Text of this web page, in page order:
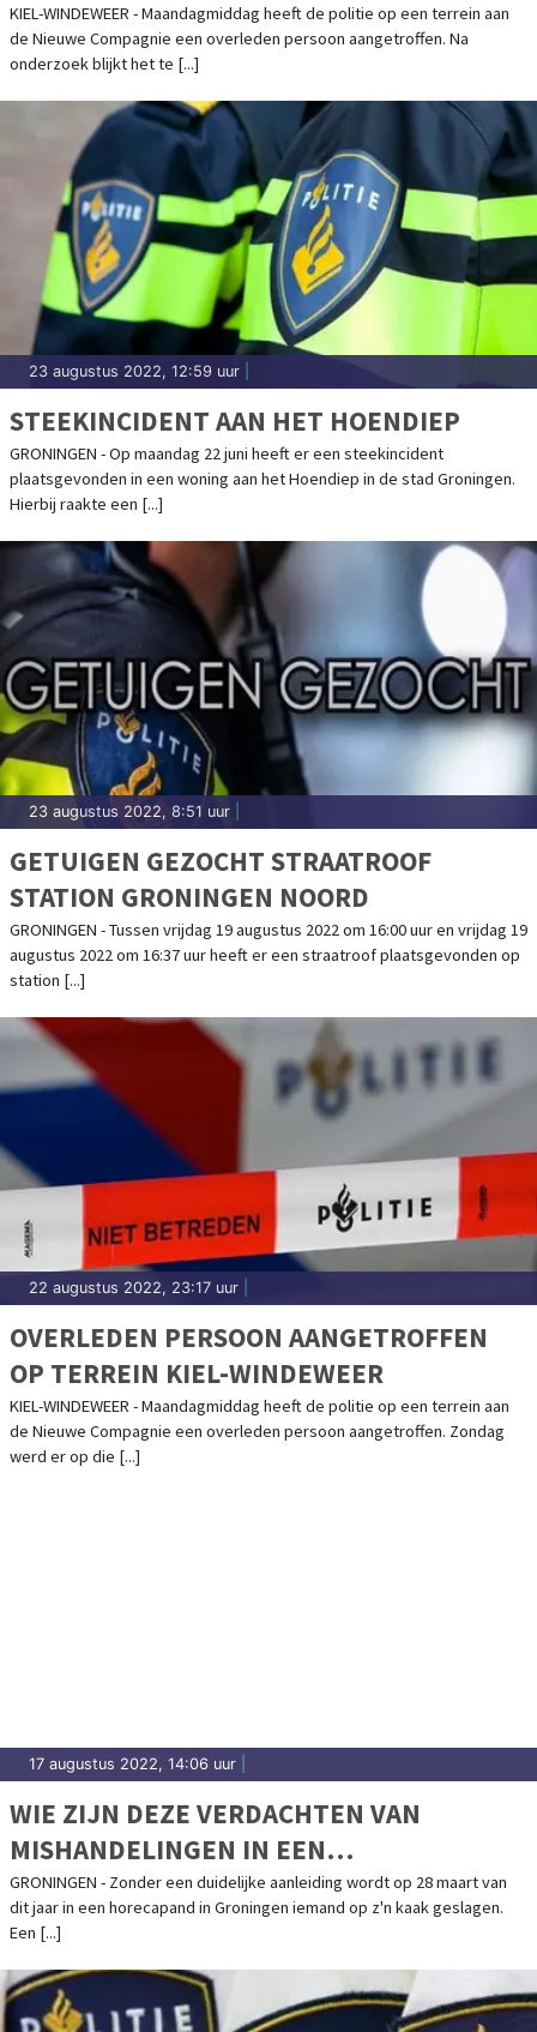
OVERLEDEN PERSOON
KIEL-WINDEWEER - Maandagmiddag heeft de politie op een terrein aan
de Nieuwe Compagnie een overleden persoon aangetroffen. Na
onderzoek blijkt het te [...]
23 augustus 2022, 12:59 uur
STEEKINCIDENT AAN HET HOENDIEP
GRONINGEN - Op maandag 22 juni heeft er een steekincident
plaatsgevonden in een woning aan het Hoendiep in de stad Groningen.
Hierbij raakte een [...]
23 augustus 2022, 8:51 uur
GETUIGEN GEZOCHT STRAATROOF
STATION GRONINGEN NOORD
GRONINGEN - Tussen vrijdag 19 augustus 2022 om 16:00 uur en vrijdag 19
augustus 2022 om 16:37 uur heeft er een straatroof plaatsgevonden op
station [...]
22 augustus 2022, 23:17 uur
OVERLEDEN PERSOON AANGETROFFEN
OP TERREIN KIEL-WINDEWEER
KIEL-WINDEWEER - Maandagmiddag heeft de politie op een terrein aan
de Nieuwe Compagnie een overleden persoon aangetroffen. Zondag
werd er op die [...]
17 augustus 2022, 14:06 uur
WIE ZIJN DEZE VERDACHTEN VAN
MISHANDELINGEN IN EEN
HORECAGELEGENHEID IN GRONINGEN?
GRONINGEN - Zonder een duidelijke aanleiding wordt op 28 maart van
dit jaar in een horecapand in Groningen iemand op z'n kaak geslagen.
Een [...]